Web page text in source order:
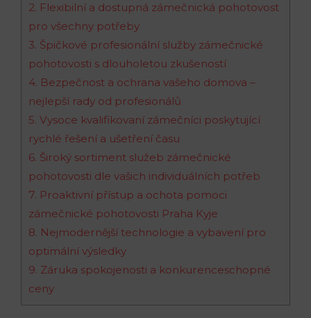
2. Flexibilní a dostupná zámečnická pohotovost
pro všechny potřeby
3. Špičkové profesionální služby zámečnické
pohotovosti s dlouholetou zkušeností
4. Bezpečnost a ochrana vašeho domova –
nejlepší rady od profesionálů
5. Vysoce kvalifikovaní zámečníci poskytující
rychlé řešení a ušetření času
6. Široký sortiment služeb zámečnické
pohotovosti dle vašich individuálních potřeb
7. Proaktivní přístup a ochota pomoci
zámečnické pohotovosti Praha Kyje
8. Nejmodernější technologie a vybavení pro
optimální výsledky
9. Záruka spokojenosti a konkurenceschopné
ceny